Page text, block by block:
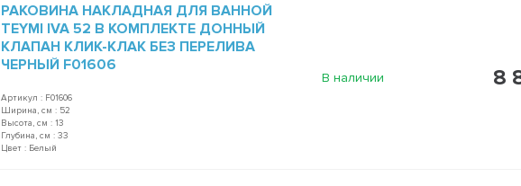
РАКОВИНА НАКЛАДНАЯ ДЛЯ ВАННОЙ
TEYMI IVA 52 В КОМПЛЕКТЕ ДОННЫЙ
КЛАПАН КЛИК-КЛАК БЕЗ ПЕРЕЛИВА
ЧЕРНЫЙ F01606
Артикул : F01606
Ширина, см : 52
Высота, см : 13
Глубина, см : 33
Цвет : Белый
В наличии 8